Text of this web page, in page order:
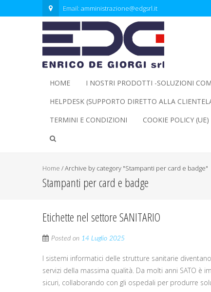
Email: amministrazione@edgsrl.it
HOME I NOSTRI PRODOTTI -SOLUZIONI
HELPDESK (SUPPORTO DIRETTO ALLA
TERMINI E CONDIZIONI
COOKIE POLICY (UE)
Home /Archive by category "Stampanti per card e badge"
Stampanti per card e badge
Etichette nel settore SANITARIO
Posted on 14 Luglio 2025
I sistemi informatici delle strutture sanitarie
servizi della massima qualità. Da molti anni SATO è
sicuri, collaborando con gli ospedali per produrre